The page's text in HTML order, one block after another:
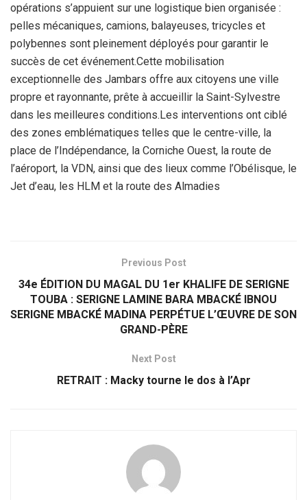
opérations s’appuient sur une logistique bien organisée :
pelles mécaniques, camions, balayeuses, tricycles et
polybennes sont pleinement déployés pour garantir le
succès de cet événement.Cette mobilisation
exceptionnelle des Jambars offre aux citoyens une ville
propre et rayonnante, prête à accueillir la Saint-Sylvestre
dans les meilleures conditions.Les interventions ont ciblé
des zones emblématiques telles que le centre-ville, la
place de l’Indépendance, la Corniche Ouest, la route de
l’aéroport, la VDN, ainsi que des lieux comme l’Obélisque, le
Jet d’eau, les HLM et la route des Almadies
Previous Post
34e ÉDITION DU MAGAL DU 1er KHALIFE DE SERIGNE
TOUBA : SERIGNE LAMINE BARA MBACKÉ IBNOU
SERIGNE MBACKÉ MADINA PERPÉTUE L’ŒUVRE DE SON
GRAND-PÈRE
Next Post
RETRAIT : Macky tourne le dos à l’Apr